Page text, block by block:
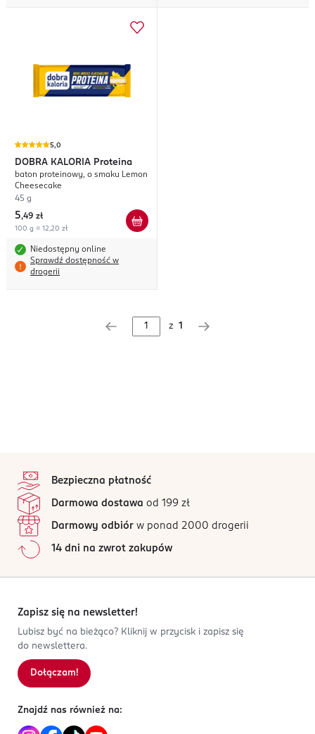
5,0
DOBRA KALORIA Proteina
baton proteinowy, o smaku Lemon
Cheesecake
45 g
5,49 zł
100 g = 12,20 zł
Niedostępny online
Sprawdź dostępność w
drogerii
z 1
Bezpieczna płatność
Darmowa dostawa od 199 zł
Darmowy odbiór w ponad 2000 drogerii
14 dni na zwrot zakupów
Zapisz się na newsletter!
Lubisz być na bieżąco? Kliknij w przycisk i zapisz się
do newslettera.
Dołączam!
Znajdź nas również na: